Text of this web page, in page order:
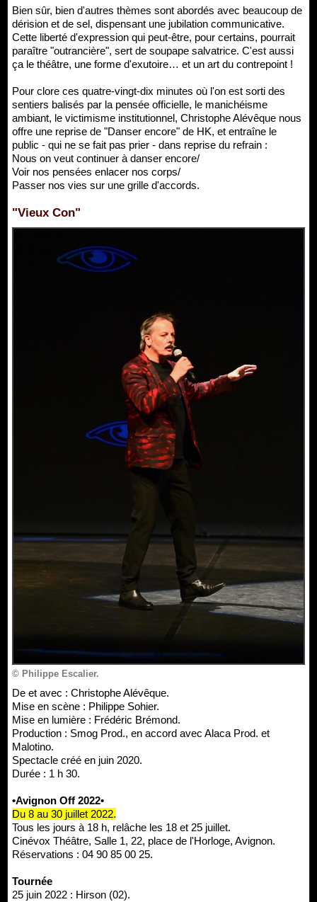
Bien sûr, bien d'autres thèmes sont abordés avec beaucoup de
dérision et de sel, dispensant une jubilation communicative.
Cette liberté d'expression qui peut-être, pour certains, pourrait
paraître "outrancière", sert de soupape salvatrice. C'est aussi
ça le théâtre, une forme d'exutoire… et un art du contrepoint !
Pour clore ces quatre-vingt-dix minutes où l'on est sorti des
sentiers balisés par la pensée officielle, le manichéisme
ambiant, le victimisme institutionnel, Christophe Alévêque nous
offre une reprise de "Danser encore" de HK, et entraîne le
public - qui ne se fait pas prier - dans reprise du refrain :
Nous on veut continuer à danser encore/
Voir nos pensées enlacer nos corps/
Passer nos vies sur une grille d'accords.
"Vieux Con"
© Philippe Escalier.
De et avec : Christophe Alévêque.
Mise en scène : Philippe Sohier.
Mise en lumière : Frédéric Brémond.
Production : Smog Prod., en accord avec Alaca Prod. et
Malotino.
Spectacle créé en juin 2020.
Durée : 1 h 30.
•Avignon Off 2022•
Du 8 au 30 juillet 2022.
Tous les jours à 18 h, relâche les 18 et 25 juillet.
Cinévox Théâtre, Salle 1, 22, place de l'Horloge, Avignon.
Réservations : 04 90 85 00 25.
Tournée
25 juin 2022 : Hirson (02).